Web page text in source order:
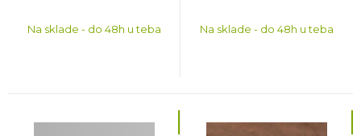
Na sklade - do 48h u teba Na sklade - do 48h u teba